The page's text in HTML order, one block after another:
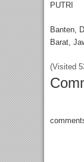
PUTRI
Banten,
Barat,
(Visited